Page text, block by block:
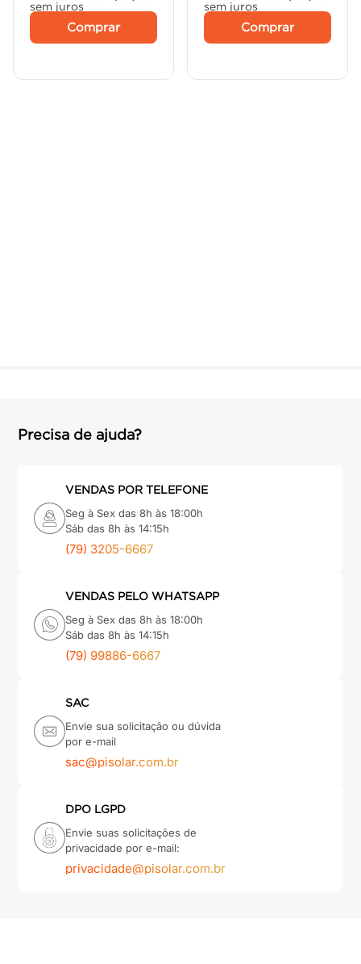
sem juros
Comprar
sem juros
Comprar
Precisa de ajuda?
VENDAS POR TELEFONE
Seg à Sex das 8h às 18:00h
Sáb das 8h às 14:15h
(79) 3205-6667
VENDAS PELO WHATSAPP
Seg à Sex das 8h às 18:00h
Sáb das 8h às 14:15h
(79) 99886-6667
SAC
Envie sua solicitação ou dúvida
por e-mail
sac@pisolar.com.br
DPO LGPD
Envie suas solicitações de
privacidade por e-mail:
privacidade@pisolar.com.br